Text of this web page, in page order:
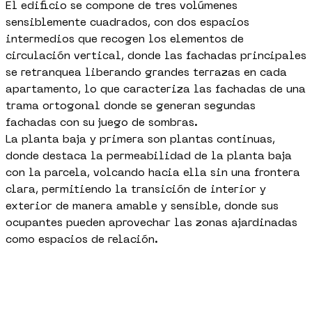
El edificio se compone de tres volúmenes
sensiblemente cuadrados, con dos espacios
intermedios que recogen los elementos de
circulación vertical, donde las fachadas principales
se retranquea liberando grandes terrazas en cada
apartamento, lo que caracteriza las fachadas de una
trama ortogonal donde se generan segundas
fachadas con su juego de sombras.
La planta baja y primera son plantas continuas,
donde destaca la permeabilidad de la planta baja
con la parcela, volcando hacia ella sin una frontera
clara, permitiendo la transición de interior y
exterior de manera amable y sensible, donde sus
ocupantes pueden aprovechar las zonas ajardinadas
como espacios de relación.